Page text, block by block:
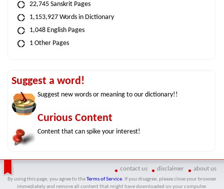
22,745 Sanskrit Pages
1,153,927 Words in Dictionary
1,048 English Pages
1 Other Pages
Suggest a word!
Suggest new words or meaning to our dictionary!!
Curious Content
Content that can spike your interest!
contact us disclaimer about us
By using this page, you agree to theTerms of Service. If you disagree, please close your browser
immediately and remove all content that might have downloaded on your computer.